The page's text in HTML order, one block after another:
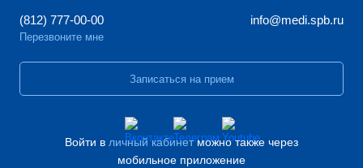
(812) 777-00-00
Перезвоните мне
info@medi.spb.ru
Записаться на прием
Войти в личный кабинетможно также через
мобильное приложение